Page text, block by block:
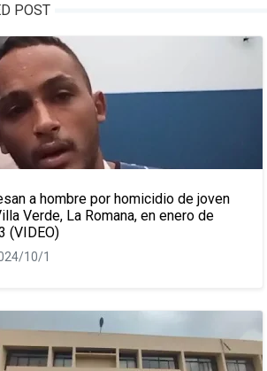
POST
a hombre por homicidio de joven
Verde, La Romana, en enero de
(VIDEO)
10/1